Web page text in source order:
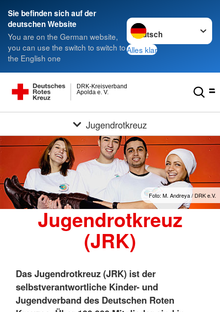
Sie befinden sich auf der
deutschen Website
You are on the German website,
you can use the switch to switch to
the English one
Sprache wechseln zu
Alles klar
Apolda e. V.
DRK-Kreisverband
Jugendrotkreuz
Foto: M. Andreya / DRK e.V.
Jugendrotkreuz
(JRK)
Das Jugendrotkreuz (JRK) ist der
selbstverantwortliche Kinder- und
Jugendverband des Deutschen Roten